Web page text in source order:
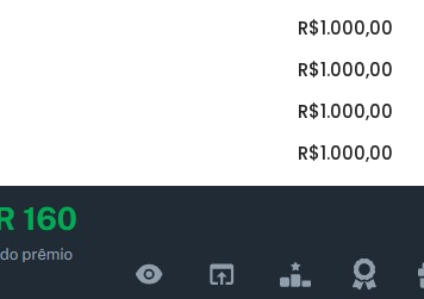
R$1.000,00
R$1.000,00
R$1.000,00
R$1.000,00